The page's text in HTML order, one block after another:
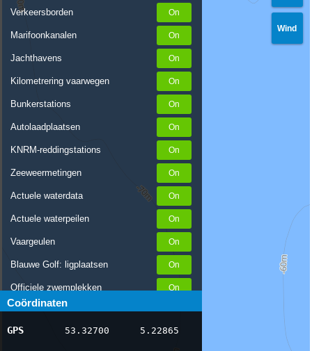
Verkeersborden
Marifoonkanalen
Jachthavens
Kilometrering vaarwegen
Bunkerstations
Autolaadplaatsen
KNRM-reddingstations
Zeeweermetingen
Actuele waterdata
Actuele waterpeilen
Vaargeulen
Blauwe Golf: ligplaatsen
Officiele zwemplekken
Stremmingen/hinder
AIS scheepsposities
Coördinaten
GPS 53.32700 5.22865
Wind